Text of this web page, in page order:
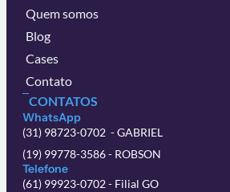
Quem somos
Blog
Cases
Contato
CONTATOS
WhatsApp
(31) 98723-0702 - GABRIEL
(19) 99778-3586 - ROBSON
Telefone
(61) 99923-0702 - Filial GO